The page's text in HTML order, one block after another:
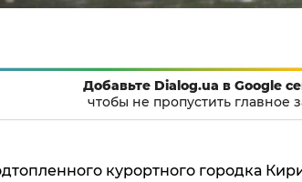
Добавьте Dialog.ua в Google
чтобы не пропустить главное
курортного городка